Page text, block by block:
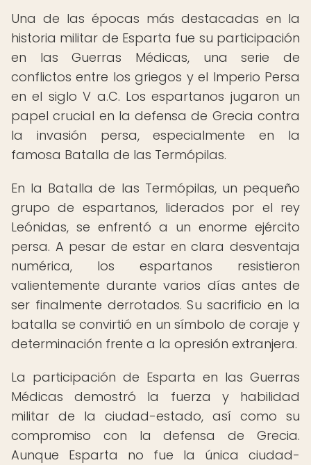
Una de las épocas más destacadas en la
historia militar de Esparta fue su participación
en las Guerras Médicas, una serie de
conflictos entre los griegos y el Imperio Persa
en el siglo V a.C. Los espartanos jugaron un
papel crucial en la defensa de Grecia contra
la invasión persa, especialmente en la
famosa Batalla de las Termópilas.
En la Batalla de las Termópilas, un pequeño
grupo de espartanos, liderados por el rey
Leónidas, se enfrentó a un enorme ejército
persa. A pesar de estar en clara desventaja
numérica, los espartanos resistieron
valientemente durante varios días antes de
ser finalmente derrotados. Su sacrificio en la
batalla se convirtió en un símbolo de coraje y
determinación frente a la opresión extranjera.
La participación de Esparta en las Guerras
Médicas demostró la fuerza y habilidad
militar de la ciudad-estado, así como su
compromiso con la defensa de Grecia.
Aunque Esparta no fue la única ciudad-